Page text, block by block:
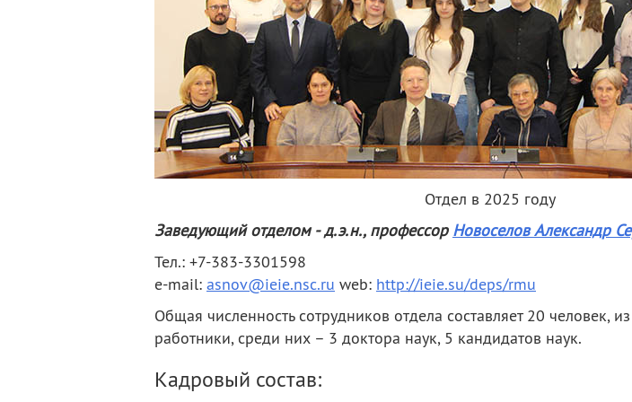
деятельность
Контакты
Мероприятия
Публикации
Отдел в 2025 году
Заведующий отделом - д.э.н., профессор НовоселовАлександр
Тел.: +7-383-3301598
е-mail: asnov@ieie.nsc.ru web: http://ieie.su/deps/rmu
Общая численность сотрудников отдела составляет 20 человек,
работники, среди них – 3 доктора наук, 5 кандидатов наук.
Кадровый состав: